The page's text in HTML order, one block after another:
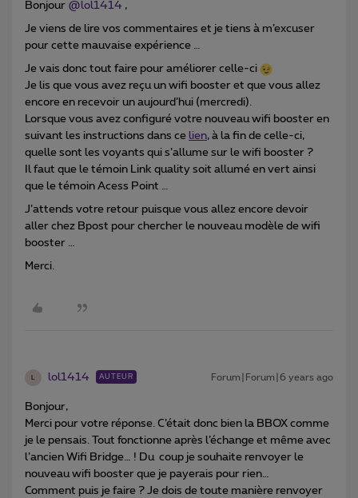
Bonjour @lol1414 ,
Je viens de lire vos commentaires et je tiens à m’excuser
pour cette mauvaise expérience …
Je vais donc tout faire pour améliorer celle-ci
Je lis que vous avez reçu un wifi booster et que vous allez
encore en recevoir un aujourd’hui (mercredi).
Lorsque vous avez configuré votre nouveau wifi booster en
suivant les instructions dans ce lien, à la fin de celle-ci,
quelle sont les voyants qui s’allume sur le wifi booster ?
Il faut que le témoin Link quality soit allumé en vert ainsi
que le témoin Acess Point …
J’attends votre retour puisque vous allez encore devoir
aller chez Bpost pour chercher le nouveau modèle de wifi
booster …
Merci.
lol1414 AUTEUR Forum|Forum|6 years ago
Bonjour,
Merci pour votre réponse. C’était donc bien la BBOX comme
je le pensais. Tout fonctionne après l’échange et même avec
l’ancien Wifi Bridge… ! Du coup je souhaite renvoyer le
nouveau wifi booster que je payerais pour rien…
Comment puis je faire ? Je dois de toute manière renvoyer